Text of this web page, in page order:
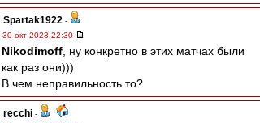
Spartak1922 -
30 окт 2023 22:30
Nikodimoff , ну конкретно в этих матчах были
как раз они)))
В чем неправильность то?
recchi -